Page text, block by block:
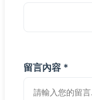
留言內容 *